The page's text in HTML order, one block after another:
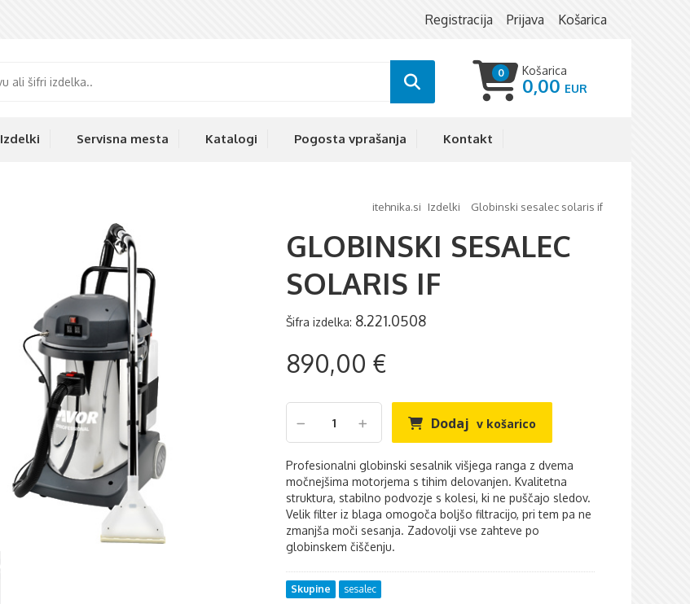
Registracija Prijava Košarica
Košarica
0
0,00
Izdelki Servisna mesta Katalogi Pogosta vprašanja Kontakt
itehnika.si izdelki globinski sesalec solaris if
GLOBINSKI SESALEC
SOLARIS IF
Šifra izdelka: 8.221.0508
890,00 €
Dodaj v košarico
Profesionalni globinski sesalnik višjega ranga z dvema
močnejšima motorjema s tihim delovanjen. Kvalitetna
struktura, stabilno podvozje s kolesi, ki ne puščajo sledov.
Velik filter iz blaga omogoča boljšo filtracijo, pri tem pa ne
zmanjša moči sesanja. Zadovolji vse zahteve po
globinskem čiščenju.
Skupine sesalec